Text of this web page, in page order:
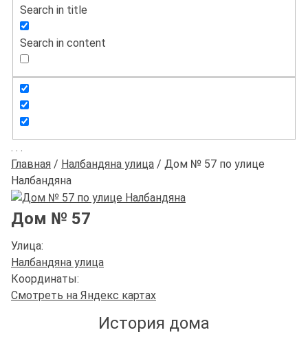
Search in title
Search in content
. . .
Главная / Налбандяна улица / Дом № 57 по улице
Налбандяна
Дом № 57
Улица:
Налбандяна улица
Координаты:
Смотреть на Яндекс картах
История дома